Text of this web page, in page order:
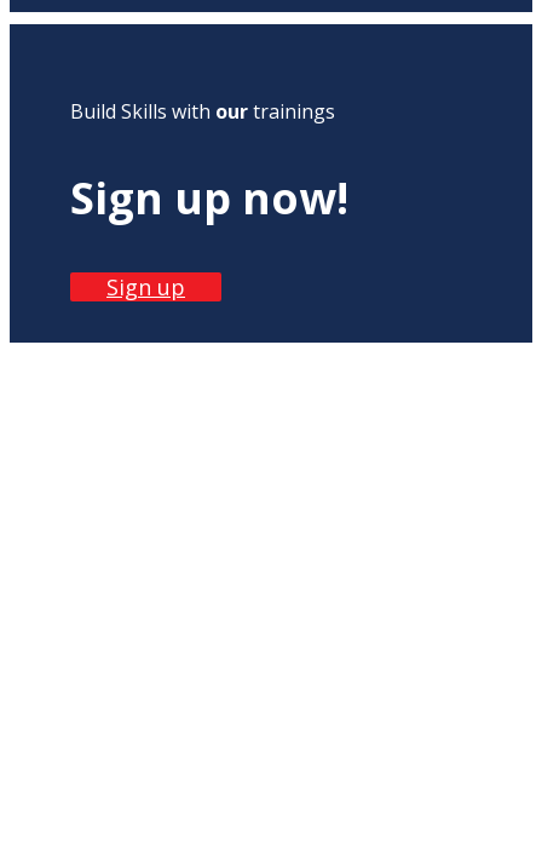
Build Skills with ourtrainings
Sign up now!
Sign up